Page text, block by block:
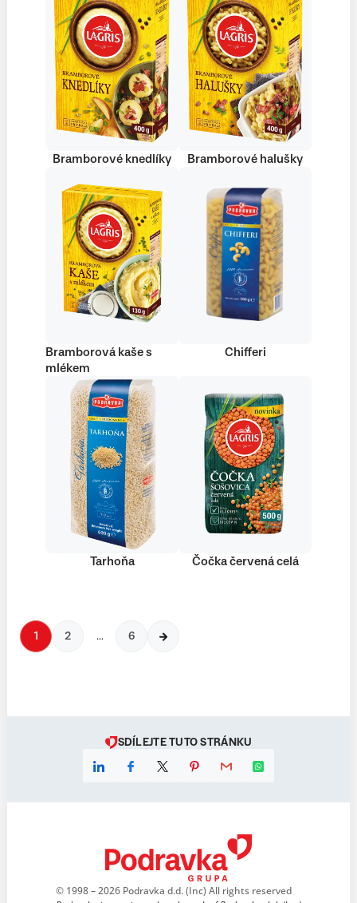
Bramborové knedlíky Bramborové halušky
Bramborová kaše s
mlékem
Chifferi
Tarhoňa Čočka červená celá
1 2 … 6
SDÍLEJTE TUTO STRÁNKU
© 1998 – 2026 Podravka d.d. (Inc) All rights reserved